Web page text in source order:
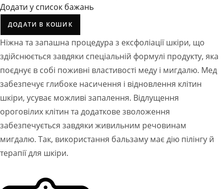
Додати у список бажань
ДОДАТИ В КОШИК
Ніжна та запашна процедура з ексфоліації шкіри, що
здійснюється завдяки спеціальній формулі продукту, яка
поєднує в собі поживні властивості меду і мигдалю. Мед
забезпечує глибоке насичення і відновлення клітин
шкіри, усуває можливі запалення. Відлущення
ороговілих клітин та додаткове зволоження
забезпечується завдяки живильним речовинам
мигдалю. Так, використання бальзаму має дію пілінгу й
терапії для шкіри.